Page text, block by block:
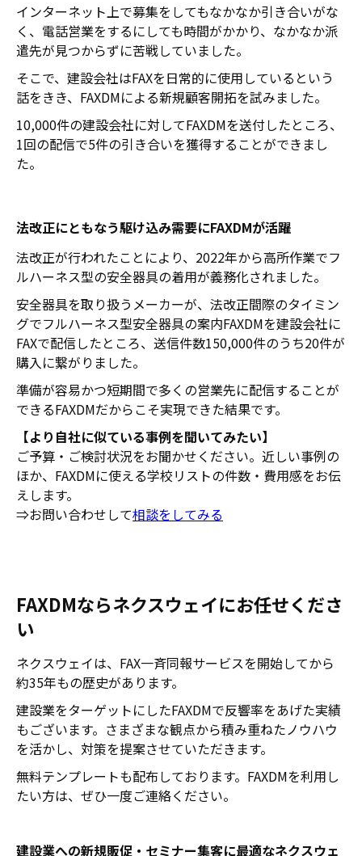
インターネット上で募集をしてもなかなか引き合いがな
く、電話営業をするにしても時間がかかり、なかなか派
遣先が見つからずに苦戦していました。
そこで、建設会社はFAXを日常的に使用しているという
話をきき、FAXDMによる新規顧客開拓を試みました。
10,000件の建設会社に対してFAXDMを送付したところ、
1回の配信で5件の引き合いを獲得することができまし
た。
法改正にともなう駆け込み需要にFAXDMが活躍
法改正が行われたことにより、2022年から高所作業でフ
ルハーネス型の安全器具の着用が義務化されました。
安全器具を取り扱うメーカーが、法改正間際のタイミン
グでフルハーネス型安全器具の案内FAXDMを建設会社に
FAXで配信したところ、送信件数150,000件のうち20件が
購入に繋がりました。
準備が容易かつ短期間で多くの営業先に配信することが
できるFAXDMだからこそ実現できた結果です。
【より自社に似ている事例を聞いてみたい】
ご予算・ご検討状況をお聞かせください。近しい事例の
ほか、FAXDMに使える学校リストの件数・費用感をお伝
えします。
⇒お問い合わせして相談をしてみる
FAXDMならネクスウェイにお任せくださ
い
ネクスウェイは、FAX一斉同報サービスを開始してから
約35年もの歴史があります。
建設業をターゲットにしたFAXDMで反響率をあげた実績
もございます。さまざまな観点から積み重ねたノウハウ
を活かし、対策を提案させていただきます。
無料テンプレートも配布しております。FAXDMを利用し
たい方は、ぜひ一度ご連絡ください。
建設業への新規販促・セミナー集客に最適なネクスウェ